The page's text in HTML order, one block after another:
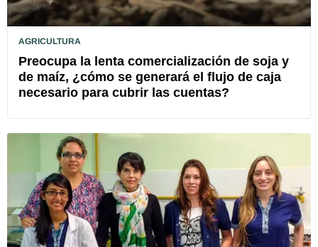
AGRICULTURA
Preocupa la lenta comercialización de soja y
de maíz, ¿cómo se generará el flujo de caja
necesario para cubrir las cuentas?